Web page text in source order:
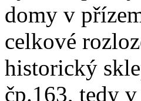
domy v
celkové
historický
čp.163, tedy